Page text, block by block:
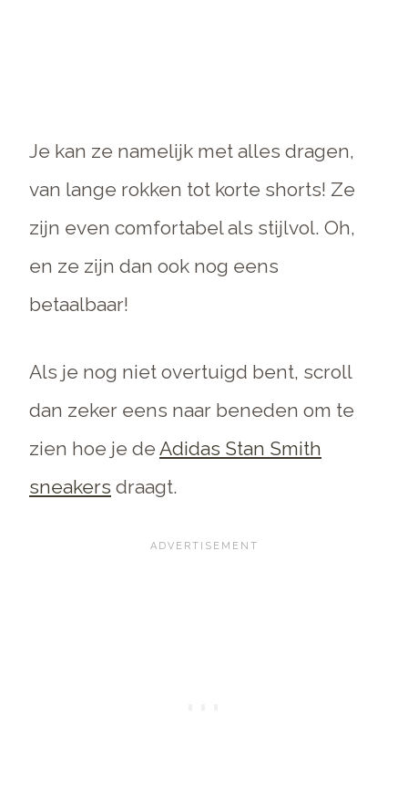
Je kan ze namelijk met alles dragen,
van lange rokken tot korte shorts! Ze
zijn even comfortabel als stijlvol. Oh,
en ze zijn dan ook nog eens
betaalbaar!
Als je nog niet overtuigd bent, scroll
dan zeker eens naar beneden om te
zien hoe je de Adidas Stan Smith
sneakers draagt.